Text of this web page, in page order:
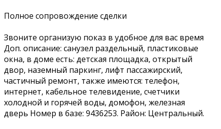
Полное сопровождение сделки
Звоните организую показ в удобное для вас время
Доп. описание: санузел раздельный, пластиковые
окна, в доме есть: детская площадка, открытый
двор, наземный паркинг, лифт пассажирский,
частичный ремонт, также имеются: телефон,
интернет, кабельное телевидение, счетчики
холодной и горячей воды, домофон, железная
дверь Номер в базе: 9436253. Район: Центральный.